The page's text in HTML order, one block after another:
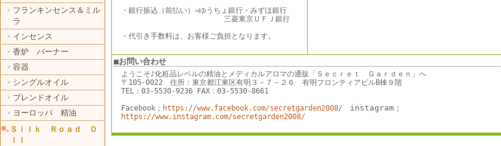
フランキンセンス＆ミル
ラ
インセンス
香炉 バーナー
容器
シングルオイル
ブレンドオイル
ヨーロッパ 精油
Ｓｉｌｋ Ｒｏａｄ Ｏ
ｉｌ
・銀行振込（前払い）⇒ゆうちょ銀行・みずほ銀行
三菱東京ＵＦＪ銀行
・代引き手数料は、お客様ご負担となります。
■お問い合わせ
ようこそ♪化粧品レベルの精油とメディカルアロマの通販「Ｓｅｃｒｅｔ Ｇａｒｄｅｎ」へ
〒105-0022 住所：東京都江東区有明３－７－２６ 有明フロンティアビルB棟９階
TEL：03-5530-9236 FAX：03-5530-8661
Facebook； https://www.facebook.com/secretgarden2008/ instagram；
https://www.instagram.com/secretgarden2008/